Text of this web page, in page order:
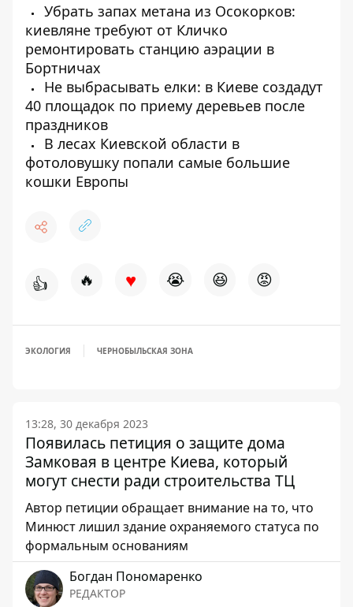
Убрать запах метана из Осокорков:
киевляне требуют от Кличко
ремонтировать станцию ​​аэрации в
Бортничах
Не выбрасывать елки: в Киеве создадут
40 площадок по приему деревьев после
праздников
В лесах Киевской области в
фотоловушку попали самые большие
кошки Европы
👍 🔥 ♥ 😭 😆 😡
ЭКОЛОГИЯ ЧЕРНОБЫЛЬСКАЯ ЗОНА
13:28, 30 декабря 2023
Появилась петиция о защите дома
Замковая в центре Киева, который
могут снести ради строительства ТЦ
Автор петиции обращает внимание на то, что
Минюст лишил здание охраняемого статуса по
формальным основаниям
Богдан Пономаренко
РЕДАКТОР